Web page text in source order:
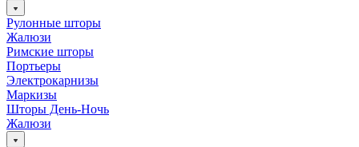
Рулонные шторы
Жалюзи
Римские шторы
Портьеры
Электрокарнизы
Маркизы
Шторы День-Ночь
Жалюзи